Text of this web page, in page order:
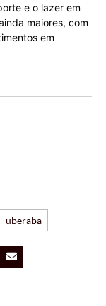
e o lazer em
maiores, com
em
uberaba